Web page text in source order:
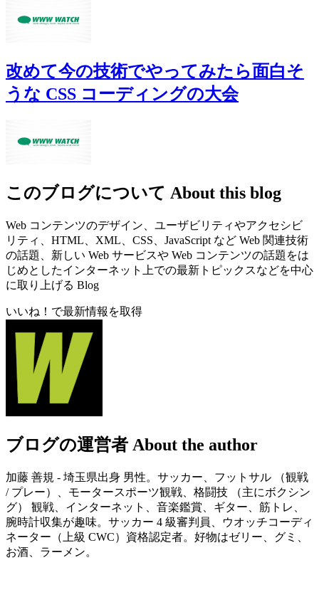
改めて今の技術でやってみたら面白そ
うな CSS コーディングの大会
このブログについて About this blog
Web コンテンツのデザイン、ユーザビリティやアクセシビ
リティ、HTML、XML、CSS、JavaScript など Web 関連技術
の話題、新しい Web サービスや Web コンテンツの話題をは
じめとしたインターネット上での最新トピックスなどを中心
に取り上げる Blog
いいね！で最新情報を取得
ブログの運営者 About the author
加藤 善規 - 埼玉県出身 男性。サッカー、フットサル （観戦
/ プレー）、モータースポーツ観戦、格闘技 （主にボクシン
グ） 観戦、インターネット、音楽鑑賞、ギター、筋トレ、
腕時計収集が趣味。サッカー 4 級審判員、ウオッチコーディ
ネーター（上級 CWC）資格認定者。好物はゼリー、グミ、
お酒、ラーメン。